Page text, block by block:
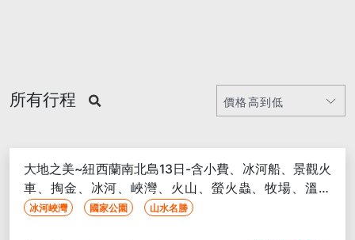
所有行程
大地之美~紐西蘭南北島13日-含小費、冰河船、景觀火
車、掏金、冰河、峽灣、火山、螢火蟲、牧場、溫泉
浴、皇后鎮兩晚
冰河峽灣 國家公園 山水名勝